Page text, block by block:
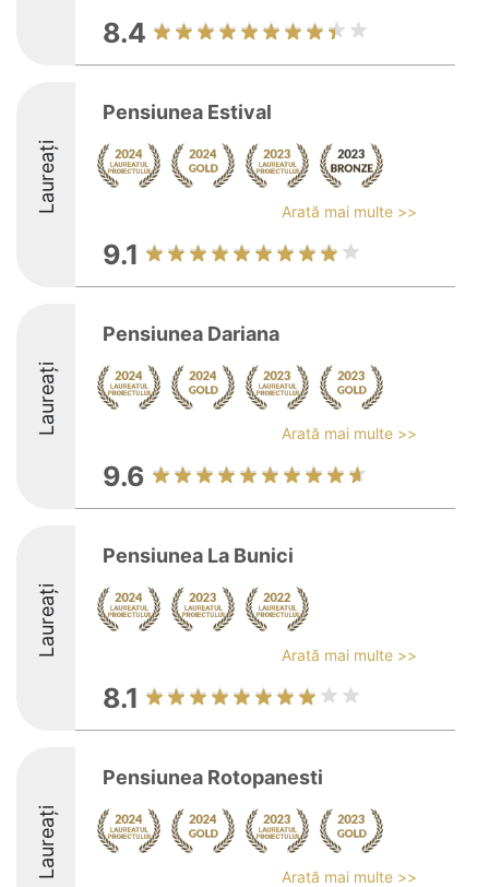
8.4
Laureați
Pensiunea Estival
Arată mai multe >>
9.1
Laureați
Pensiunea Dariana
Arată mai multe >>
9.6
Laureați
Pensiunea La Bunici
Arată mai multe >>
8.1
Laureați
Pensiunea Rotopanesti
Arată mai multe >>